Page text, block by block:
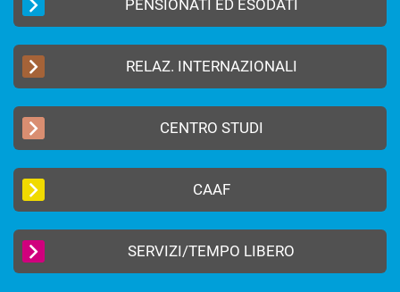
PENSIONATI ED ESODATI
RELAZ. INTERNAZIONALI
CENTRO STUDI
CAAF
SERVIZI/TEMPO LIBERO